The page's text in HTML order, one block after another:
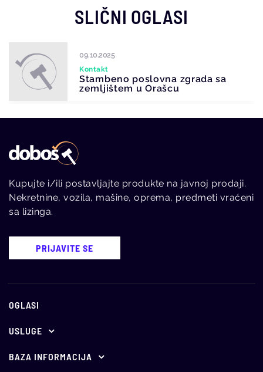
SLIČNI OGLASI
04.12.2023
Pogodba
Porodična stambena zgrada u
Svrljigu
Kupujte i/ili postavljajte produkte na javnoj prodaji.
Nekretnine, vozila, mašine, oprema, predmeti vraćeni
sa lizinga.
PRIJAVITE SE
OGLASI
USLUGE
Ponuda za oglašavanje
BAZA INFORMACIJA